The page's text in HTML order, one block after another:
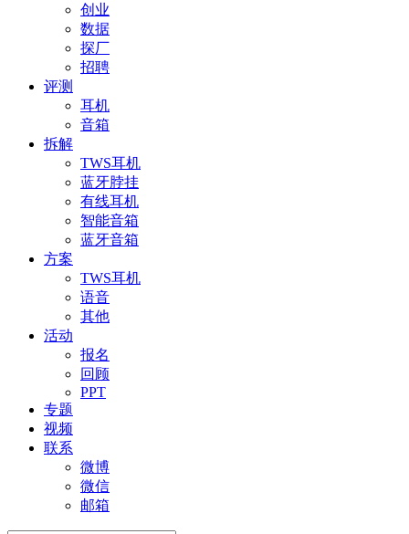
创业
数据
探厂
招聘
评测
耳机
音箱
拆解
TWS耳机
蓝牙脖挂
有线耳机
智能音箱
蓝牙音箱
方案
TWS耳机
语音
其他
活动
报名
回顾
PPT
专题
视频
联系
微博
微信
邮箱